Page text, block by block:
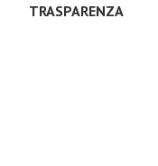
TRASPARENZA